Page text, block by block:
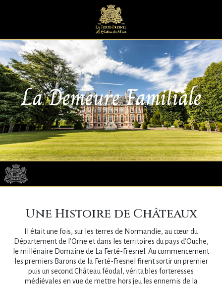
La Demeure Familiale
Une Histoire de Châteaux
Il était une fois, sur les terres de Normandie, au cœur du
Département de l’Orne et dans les territoires du pays d’Ouche,
le millénaire Domaine de La Ferté-Fresnel. Au commencement
les premiers Barons de la Ferté-Fresnel firent sortir un premier
puis un second Château féodal, véritables forteresses
médiévales en vue de mettre hors jeu les ennemis de la